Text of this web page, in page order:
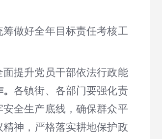
做好全年目标责任考核工
提升党员干部依法行政能
。各镇街、各部门要强化责
全生产底线，确保群众平
神， 严格落实耕地保护政